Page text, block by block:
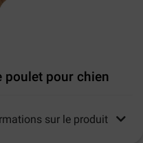
poulet pour chien
sur le produit